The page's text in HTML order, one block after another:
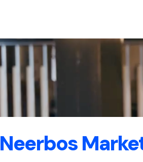
Neerbos